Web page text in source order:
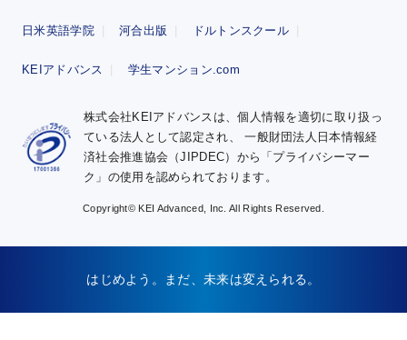
日米英語学院 河合出版 ドルトンスクール
KEIアドバンス 学生マンション.com
株式会社KEIアドバンスは、個人情報を適切に取り扱っ
ている法人として認定され、一般財団法人日本情報経
済社会推進協会（JIPDEC）から「プライバシーマー
ク」の使用を認められております。
Copyright© KEI Advanced, Inc. All Rights Reserved.
はじめよう。まだ、未来は変えられる。